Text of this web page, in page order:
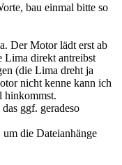
bau einmal bitte so
Der Motor lädt erst ab
Lima direkt antreibst
(die Lima dreht ja
nicht kenne kann ich
hinkommst.
ggf. geradeso
die Dateianhänge